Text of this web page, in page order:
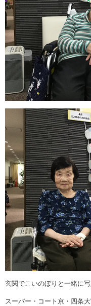
玄関でこいのぼりと一緒に写
スーパー・コート京・四条